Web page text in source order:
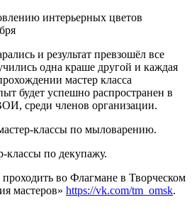
интерьерных цветов
и результат превзошёл все
одна краше другой и каждая
мастер класса
будет успешно распространен в
среди членов организации.
классы по мыловарению.
классы по декупажу.
проходить во Флагмане в Творческом
мастеров» https://vk.com/tm_omsk.